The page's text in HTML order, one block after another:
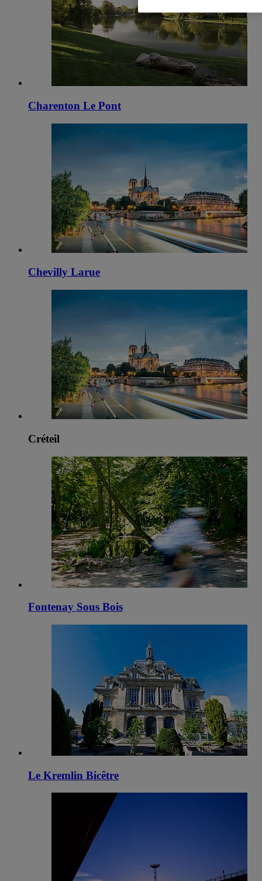
Charenton Le Pont
Chevilly Larue
Créteil
Fontenay Sous Bois
Le Kremlin Bicêtre